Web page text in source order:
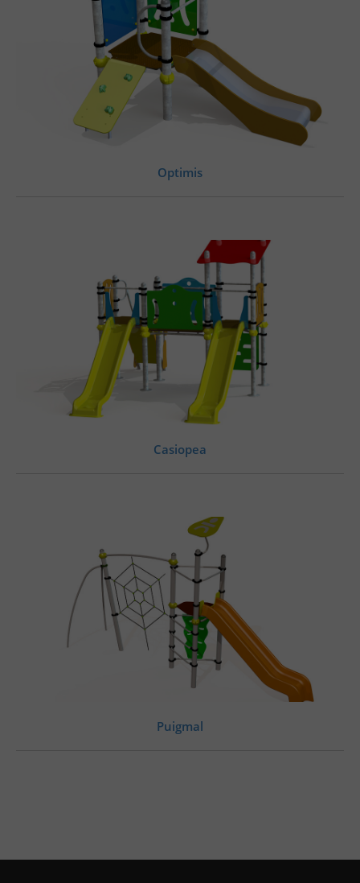
Optimis
Casiopea
Puigmal